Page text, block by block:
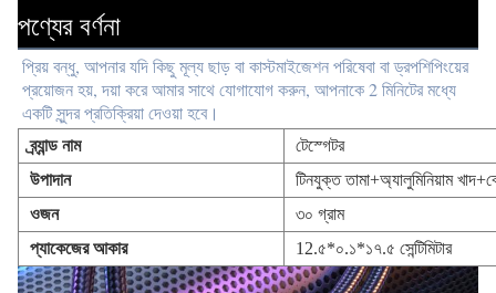
পণ্যের বর্ণনা
প্রিয় বন্ধু, আপনার যদি কিছু মূল্য ছাড় বা কাস্টমাইজেশন পরিষেবা বা ড্রপশিপিংয়ের
প্রয়োজন হয়, দয়া করে আমার সাথে যোগাযোগ করুন, আপনাকে 2 মিনিটের মধ্যে
একটি সুন্দর প্রতিক্রিয়া দেওয়া হবে।
ব্র্যান্ড নাম
টেস্গেটর
উপাদান
টিনযুক্ত তামা+অ্যালুমিনিয়াম
ওজন
৩০ গ্রাম
প্যাকেজের আকার
12.৫*০.১*১৭.৫ সেন্টিমিটার